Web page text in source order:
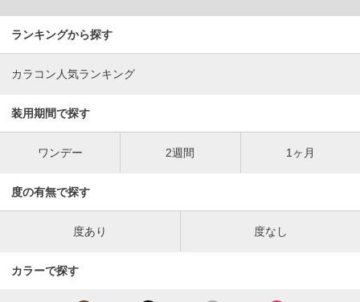
ランキングから探す
カラコン人気ランキング
装用期間で探す
ワンデー 2週間 1ヶ月
度の有無で探す
度あり 度なし
カラーで探す